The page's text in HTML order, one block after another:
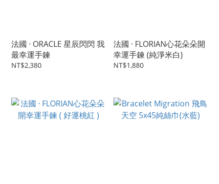
法國 · ORACLE 星辰閃閃 我
最幸運手鍊
NT$2,380
法國 · FLORIAN心花朵朵開
幸運手鍊 (純淨米白)
NT$1,880